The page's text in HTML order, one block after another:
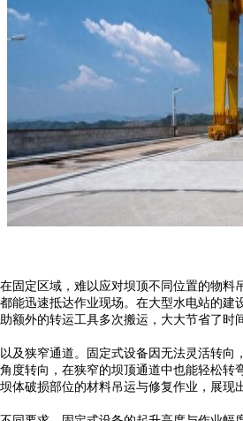
固定区域，难以应对坝顶不同位置的物
能迅速抵达作业现场。在大型水电站的
额外的转运工具多次搬运，大大节省了时
及狭窄通道。固定式设备因无法灵活转
度转向，在狭窄的坝顶通道中也能轻松
体破损部位的材料吊运与修复作业，展现